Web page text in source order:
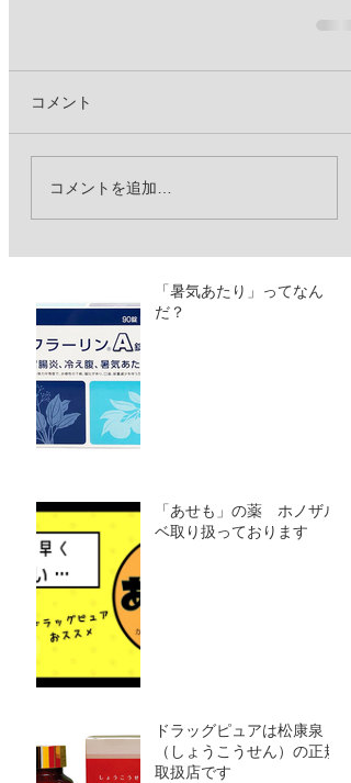
コメント
コメントを追加…
「暑気あたり」ってなん
だ？
「あせも」の薬 ホノザル
ベ取り扱っております
ドラッグピュアは松康泉
（しょうこうせん）の正規
取扱店です